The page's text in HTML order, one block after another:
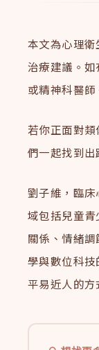
本文為心理
治療建議。
或精神科醫師
若你正面對
們一起找到出
劉子維，臨
域包括兒童
關係、情緒
學與數位科
平易近人的方